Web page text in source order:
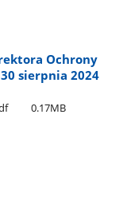
Ochrony
sierpnia 2024
0.17MB